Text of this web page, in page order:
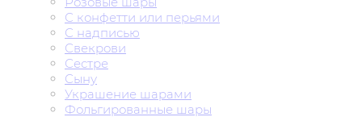
С конфетти или перьями
С надписью
Свекрови
Сестре
Сыну
Украшение шарами
Фольгированные шары